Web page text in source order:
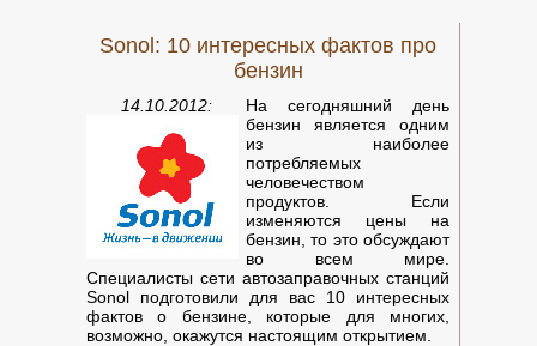
комфортно и безопасно чувствовать себя за
рулем в условиях израильской зимы.
Sonol: 10 интересных фактов про
бензин
14.10.2012:
На сегодняшний день
бензин является одним
из наиболее
потребляемых
человечеством
продуктов. Если
изменяются цены на
бензин, то это обсуждают
во всем мире.
Специалисты сети автозаправочных станций
Sonol подготовили для вас 10 интересных
фактов о бензине, которые для многих,
возможно, окажутся настоящим открытием.